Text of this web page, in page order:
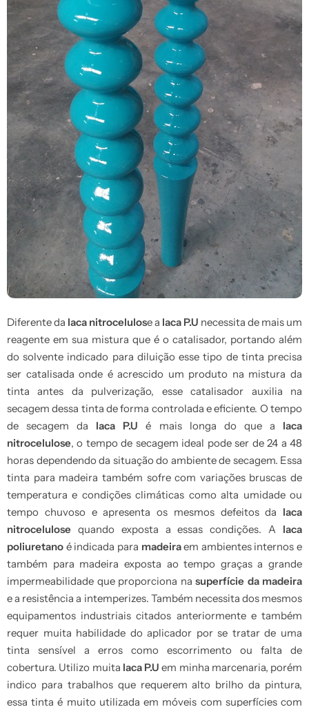
Diferente da laca nitrocelulose a laca P.U necessita de mais um
reagente em sua mistura que é o catalisador, portando além
do solvente indicado para diluição esse tipo de tinta precisa
ser catalisada onde é acrescido um produto na mistura da
tinta antes da pulverização, esse catalisador auxilia na
secagem dessa tinta de forma controlada e eficiente. O tempo
de secagem da laca P.U é mais longa do que a laca
nitrocelulose, o tempo de secagem ideal pode ser de 24 a 48
horas dependendo da situação do ambiente de secagem. Essa
tinta para madeira também sofre com variações bruscas de
temperatura e condições climáticas como alta umidade ou
tempo chuvoso e apresenta os mesmos defeitos da laca
nitrocelulose quando exposta a essas condições. A laca
poliuretano é indicada para madeiraem ambientes internos e
também para madeira exposta ao tempo graças a grande
impermeabilidade que proporciona na superfície da madeira
e a resistência a intemperizes. Também necessita dos mesmos
equipamentos industriais citados anteriormente e também
requer muita habilidade do aplicador por se tratar de uma
tinta sensível a erros como escorrimento ou falta de
cobertura. Utilizo muita laca P.U em minha marcenaria, porém
indico para trabalhos que requerem alto brilho da pintura,
essa tinta é muito utilizada em móveis com superfícies com